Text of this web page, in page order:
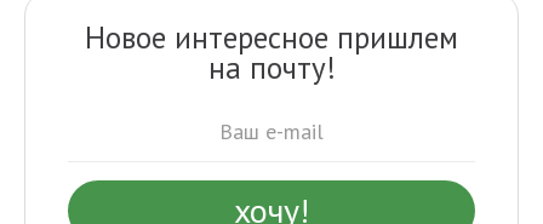
Новое интересное пришлем
на почту!